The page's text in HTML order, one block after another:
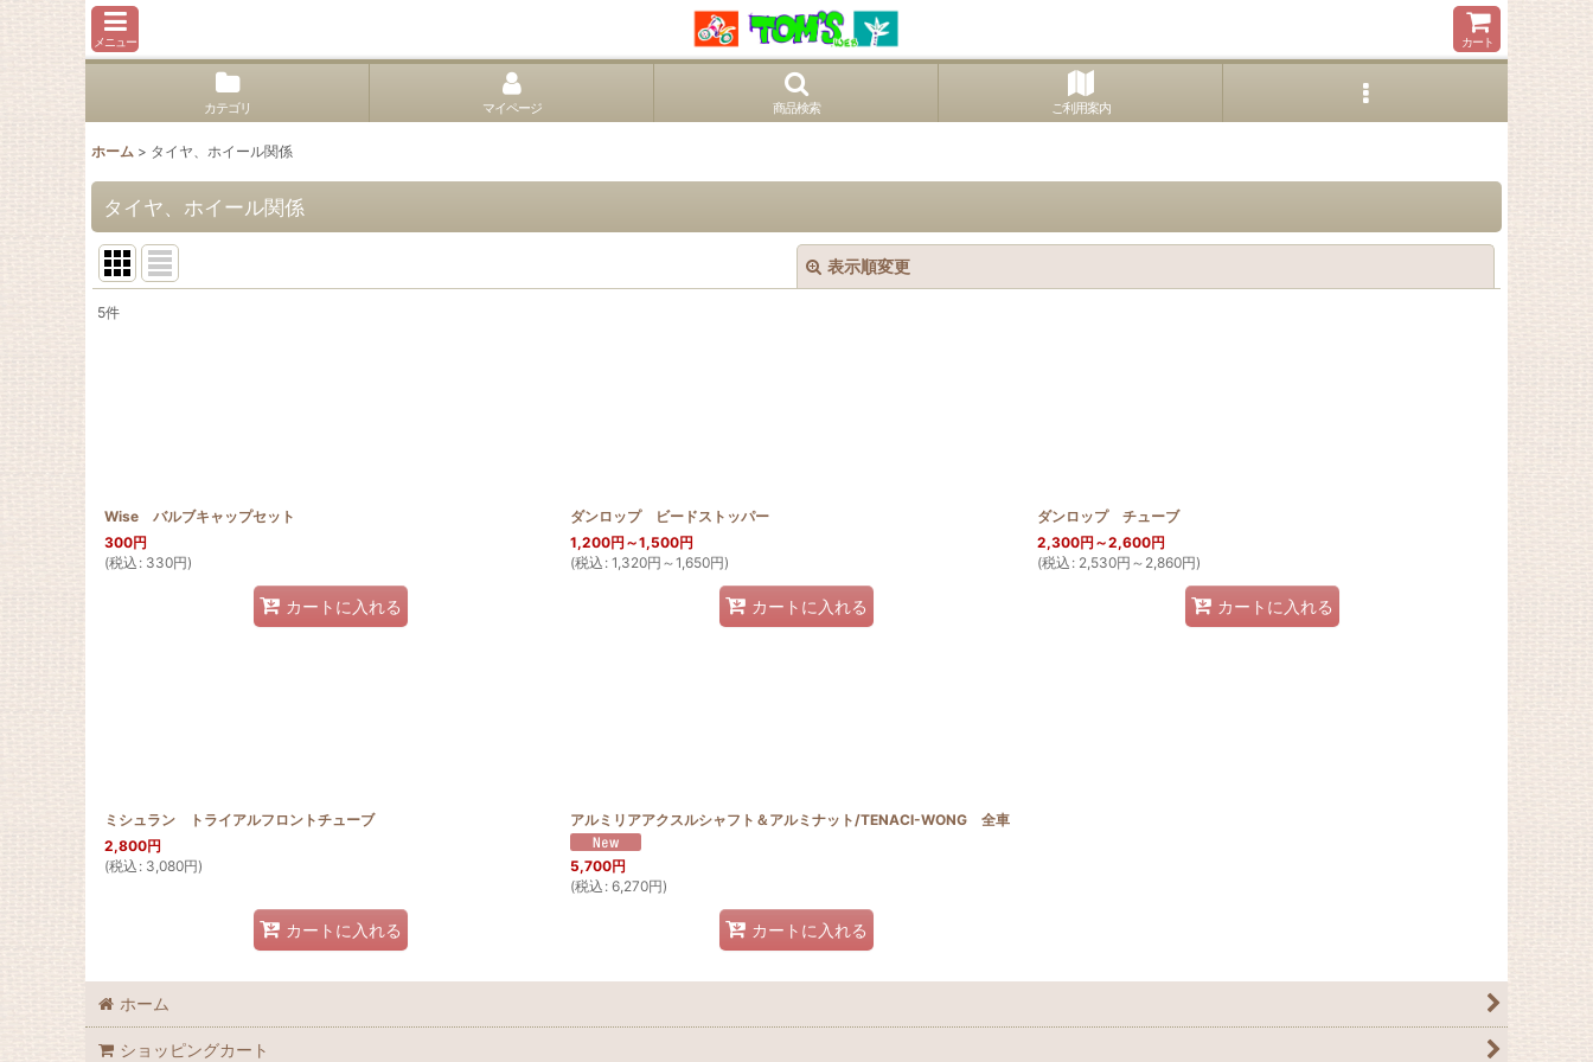
メニュー カート
カテゴリ マイページ 商品検索 ご利用案内
ホーム > タイヤ、ホイール関係
タイヤ、ホイール関係
表示順変更
5件
Wise バルブキャップセット
300円
(税込 : 330円)
カートに入れる
ダンロップ ビードストッパー
1,200円 ～1,500円
(税込 : 1,320円 ～1,650円)
カートに入れる
ダンロップ チューブ
2,300円 ～2,600円
(税込 : 2,530円 ～2,860円)
カートに入れる
ミシュラン トライアルフロントチューブ
2,800円
(税込 : 3,080円)
カートに入れる
アルミリアアクスルシャフト＆アルミナット/TENACI-WONG 全車
5,700円
(税込 : 6,270円)
カートに入れる
ホーム
ショッピングカート